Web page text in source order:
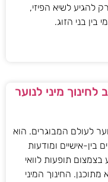
להגיע לשיא הפיזי,
בני הזוג.
מיני לנוער
לעולם המבוגרים. הוא
אישיים ומודעות
בצמצום תופעות לוואי
החינוך המיני